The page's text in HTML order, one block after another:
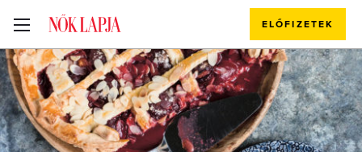
ELŐFIZETEK